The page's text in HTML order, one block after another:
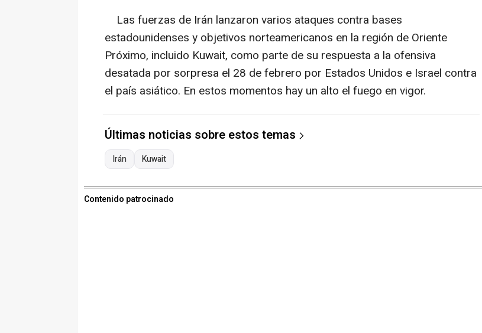
Las fuerzas de Irán lanzaron varios ataques contra bases
estadounidenses y objetivos norteamericanos en la región de Oriente
Próximo, incluido Kuwait, como parte de su respuesta a la ofensiva
desatada por sorpresa el 28 de febrero por Estados Unidos e Israel contra
el país asiático. En estos momentos hay un alto el fuego en vigor.
Últimas noticias sobre estos temas
Irán Kuwait
Contenido patrocinado